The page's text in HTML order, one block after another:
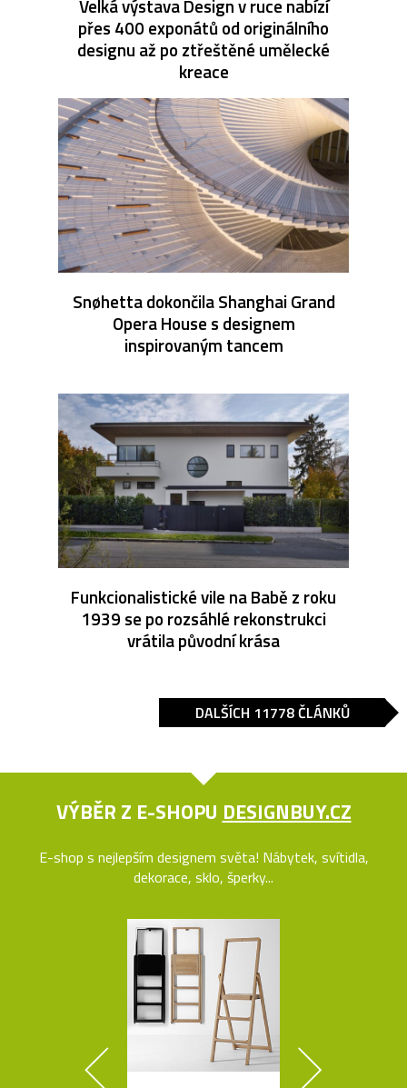
Velká výstava Design v ruce nabízí
přes 400 exponátů od originálního
designu až po ztřeštěné umělecké
kreace
Snøhetta dokončila Shanghai Grand
Opera House s designem
inspirovaným tancem
Funkcionalistické vile na Babě z roku
1939 se po rozsáhlé rekonstrukci
vrátila původní krása
DALŠÍCH 11778 ČLÁNKŮ
VÝBĚR Z E-SHOPU DESIGNBUY.CZ
E-shop s nejlepším designem světa! Nábytek, svítidla,
dekorace, sklo, šperky...